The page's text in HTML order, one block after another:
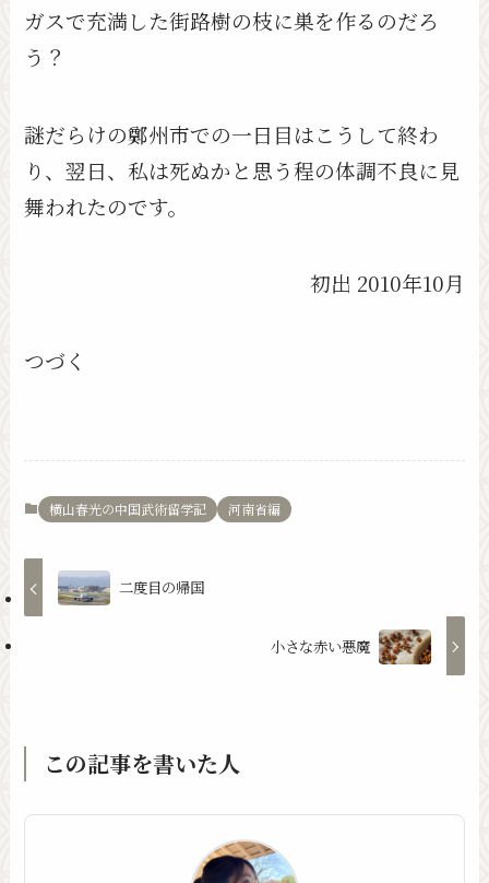
ガスで充満した街路樹の枝に巣を作るのだろ
う？
謎だらけの鄭州市での一日目はこうして終わ
り、翌日、私は死ぬかと思う程の体調不良に見
舞われたのです。
初出 2010年10月
つづく
横山春光の中国武術留学記 河南省編
二度目の帰国
小さな赤い悪魔
この記事を書いた人